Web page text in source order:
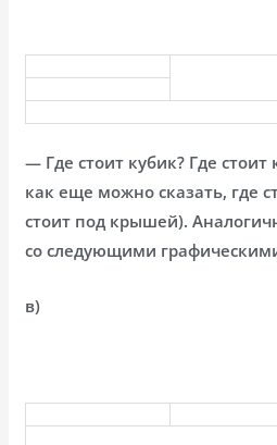
— Где стоит кубик? Где
как еще можно сказать, где
стоит под крышей).
со следующими
в)